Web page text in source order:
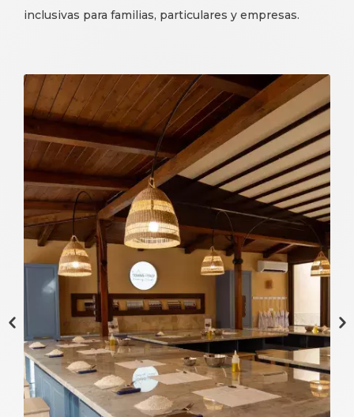
inclusivas para familias, particulares y empresas.
Image